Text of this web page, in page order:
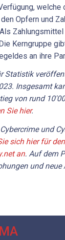
Opfern und
Kerngruppe
an ihre
Statistik
Insgesamt
von rund
Sie hier.
und
sich hier für
an. Auf dem
und neue